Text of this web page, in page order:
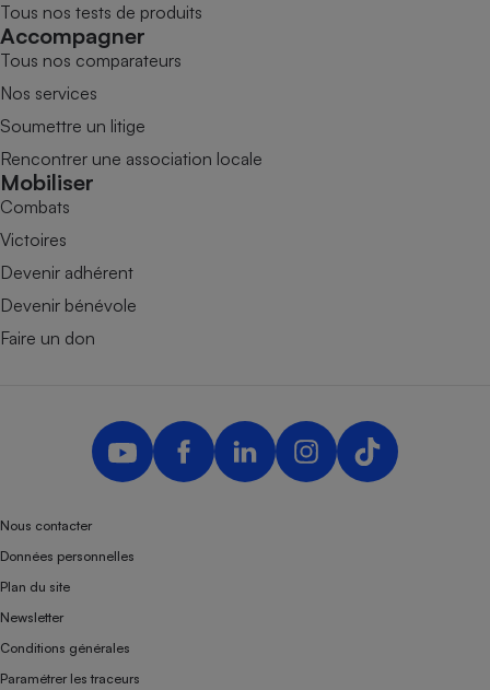
Tous nos tests de produits
Accompagner
Tous nos comparateurs
Nos services
Soumettre un litige
Rencontrer une association locale
Mobiliser
Combats
Victoires
Devenir adhérent
Devenir bénévole
Faire un don
Nous contacter
Données personnelles
Plan du site
Newsletter
Conditions générales
Paramétrer les traceurs